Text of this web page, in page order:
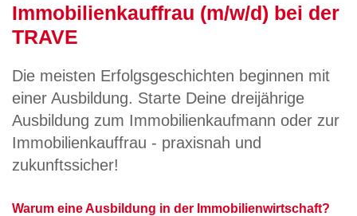
Immobilienkauffrau (m/w/d) bei der
TRAVE
Die meisten Erfolgsgeschichten beginnen mit
einer Ausbildung. Starte Deine dreijährige
Ausbildung zum Immobilienkaufmann oder zur
Immobilienkauffrau - praxisnah und
zukunftssicher!
Warum eine Ausbildung in der Immobilienwirtschaft?